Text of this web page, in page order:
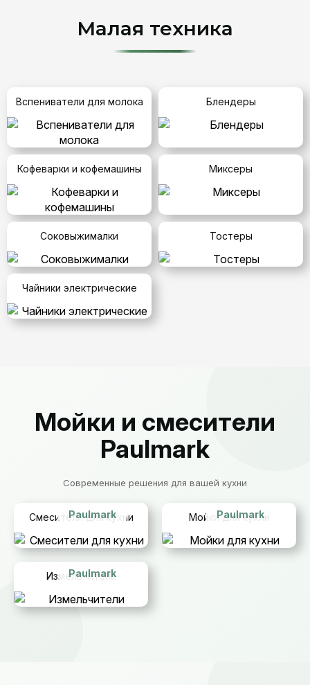
Малая техника
Вспениватели для молока Блендеры
Кофеварки и кофемашины Миксеры
Соковыжималки Тостеры
Чайники электрические
Мойки и смесители
Paulmark
Современные решения для вашей кухни
Смесители для кухни
Paulmark Мойки для кухни
Paulmark
Измельчители
Paulmark